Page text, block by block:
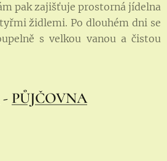
pak zajišťuje prostorná jídelna
židlemi. Po dlouhém dni se
s velkou vanou a čistou
- PŮJČOVNA